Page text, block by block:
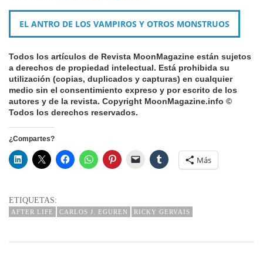
EL ANTRO DE LOS VAMPIROS Y OTROS MONSTRUOS
Todos los artículos de Revista MoonMagazine están sujetos
a derechos de propiedad intelectual. Está prohibida su
utilización (copias, duplicados y capturas) en cualquier
medio sin el consentimiento expreso y por escrito de los
autores y de la revista. Copyright MoonMagazine.info ©
Todos los derechos reservados.
¿Compartes?
Más
ETIQUETAS:
AFTER LIFE CARLOS J. EGUREN RICKY GERVAIS